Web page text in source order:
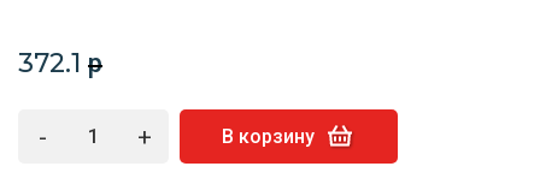
372.1 p
- + В корзину